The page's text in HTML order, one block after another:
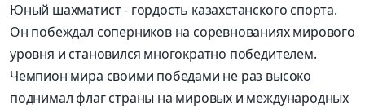
Юный шахматист - гордость казахстанского спорта.
Он побеждал соперников на соревнованиях мирового
уровня и становился многократно победителем.
Чемпион мира своими победами не раз высоко
поднимал флаг страны на мировых и международных